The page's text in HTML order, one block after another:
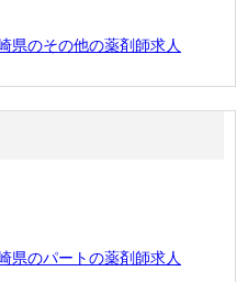
県のその他の薬剤師求人
県のパートの薬剤師求人